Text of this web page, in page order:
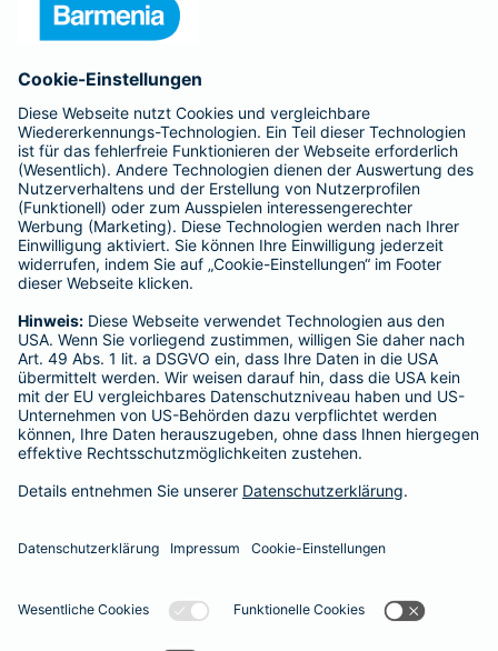
- Gothaer Krankenversicherung AG
- ROLAND Rechtsschutz-Versicherungs-AG
Für meine Tätigkeit erhalte ich eine Provision und sonstige
Vergütungen, die in der zu entrichtenden Versicherungsprämie
enthalten sind.
Schlichtungsstellen
Für Lebens- und Sachversicherungen:
Verein Versicherungsombudsmann eV,
Postfach 080632, 10006 Berlin
Für private Krankenversicherungen:
Ombudsmann für private Kranken- / Pflege-Versicherungen,
Postfach 060222, 10052 Berlin
Impressum
Buttmannstrasse 2
Datenschutz Impressum/Rechtshinweise
Barrierefreiheit